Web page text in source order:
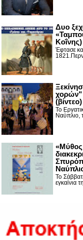
Δυο
Κοΐνης)
Έφτασε
χορών"
(βίντεο)
Το
Ναύπλιο,
«Μύθος
Το
εγκαίνια